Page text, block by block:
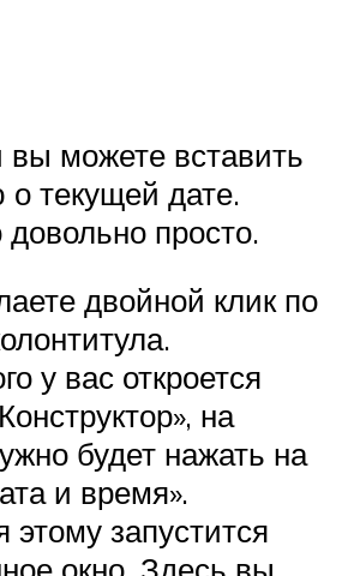
можете вставить
текущей дате.
просто.
двойной клик по
у вас откроется
на
будет нажать на
и время».
этому запустится